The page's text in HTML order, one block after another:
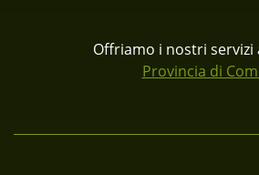
Offriamo i nostri servizi
Provincia di